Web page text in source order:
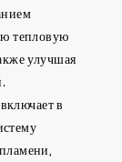
тепловую
улучшая
в